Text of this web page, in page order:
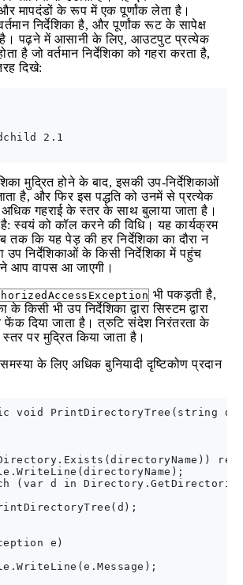
मापदंडों के रूप में एक पूर्णांक लेता है।
निर्देशिका है, और पूर्णांक रूट के सापेक्ष
है। पढ़ने में आसानी के लिए, आउटपुट प्रत्येक
है जो वर्तमान निर्देशिका को गहरा करता है,
दिखे:
2.1
मुद्रित होने के बाद, इसकी उप-निर्देशिकाओं
है, और फिर इस पद्धति को उनमें से प्रत्येक
गहराई के स्तर के साथ बुलाया जाता है।
है: स्वयं को कॉल करने की विधि। यह कार्यक्रम
कि यह पेड़ की हर निर्देशिका का दौरा न
निर्देशिकाओं के किसी निर्देशिका में पहुंच
आप वापस आ जाएगी।
भी पकड़ती है,
के किसी भी उप निर्देशिका द्वारा सिस्टम द्वारा
फेंक दिया जाता है। त्रुटि संदेश निरंतरता के
पर मुद्रित किया जाता है।
के लिए अधिक बुनियादी दृष्टिकोण प्रदान
void PrintDirectoryTree(string
(var d in
e)